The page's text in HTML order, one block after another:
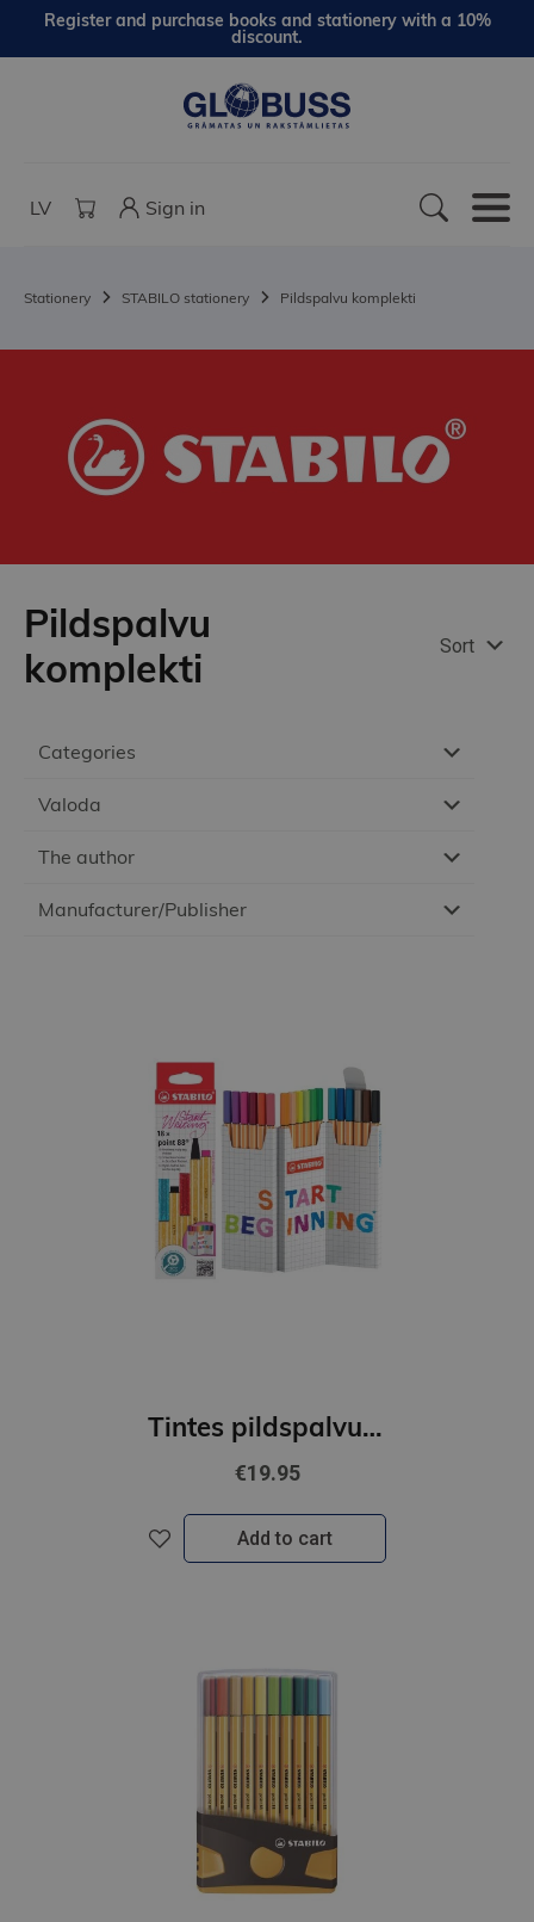
Register and purchase books and stationery with a 10%
discount.
LV Sign in
Stationery STABILO stationery Pildspalvu komplekti
Categories
Valoda
The author
Manufacturer/Publisher
Pildspalvu
komplekti
Sort
Tintes pildspalvu komplekts STABILO Point 88 |18 krāsas Zig-Zag
€19.95
Add to cart